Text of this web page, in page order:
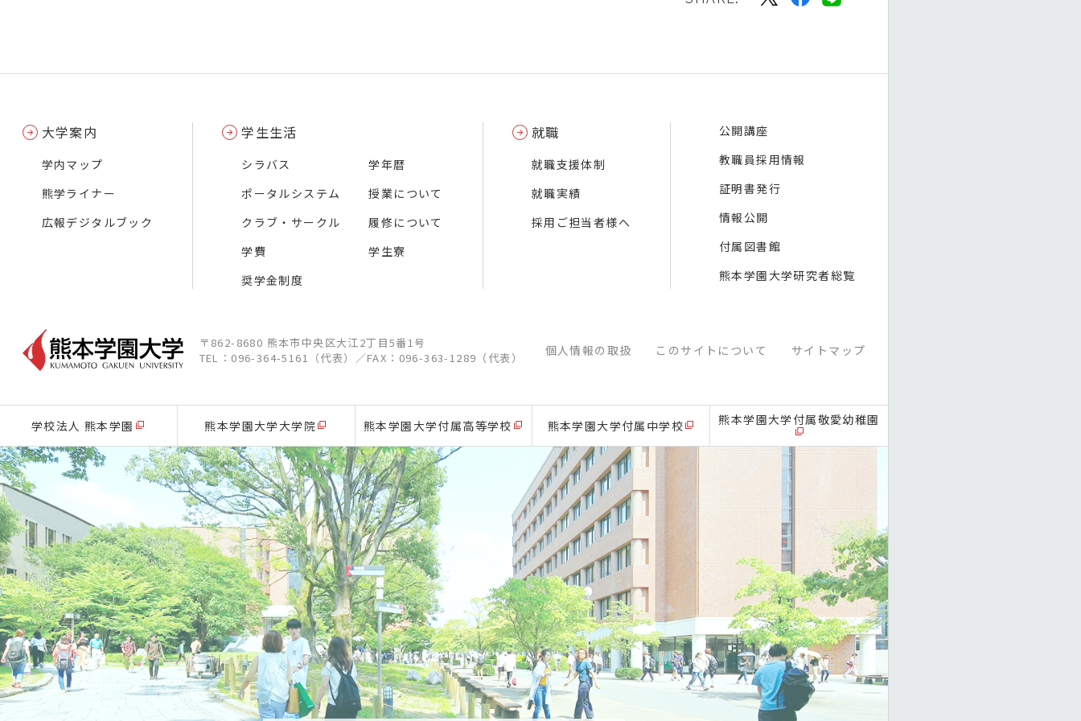
大学案内
学内マップ
熊学ライナー
広報デジタルブック
学生生活
シラバス
ポータルシステム
クラブ・サークル
学費
奨学金制度
学年暦
授業について
履修について
学生寮
就職
就職支援体制
就職実績
採用ご担当者様へ
公開講座
教職員採用情報
証明書発行
情報公開
付属図書館
熊本学園大学研究者総覧
〒862-8680 熊本市中央区大江2丁目5番1号
TEL：096-364-5161（代表） ／FAX：096-363-1289（代表） 個人情報の取扱 このサイトについて サイトマップ
学校法人 熊本学園 熊本学園大学大学院 熊本学園大学付属高等学校 熊本学園大学付属中学校 熊本学園大学付属敬愛幼稚園